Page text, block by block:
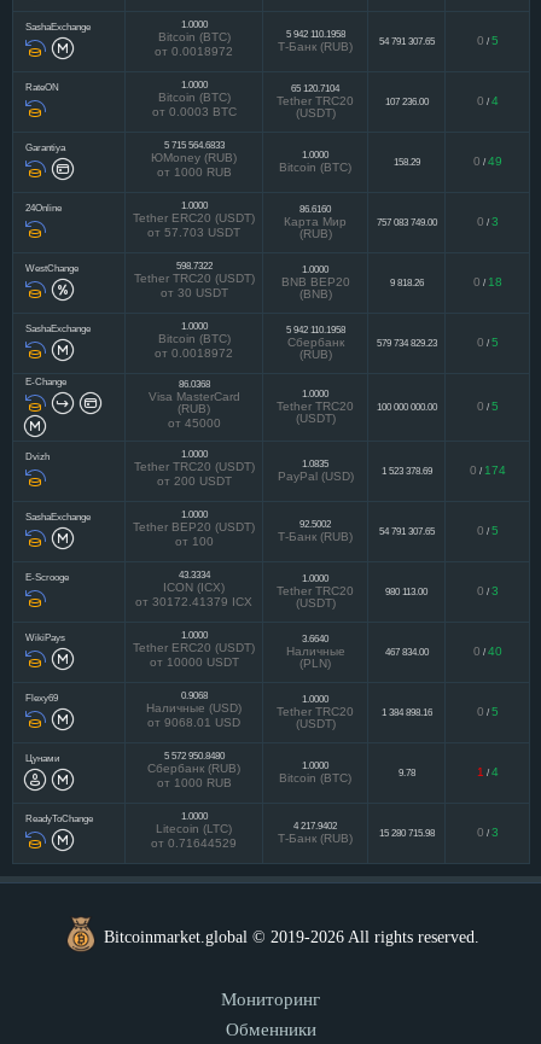
SashaExchange 1.0000
Bitcoin (BTC)
от 0.0018972
5 942 110.1958
Т-Банк (RUB) 54 791 307.65 0 / 5
RateON 1.0000
Bitcoin (BTC)
от 0.0003 BTC
65 120.7104
Tether TRC20
(USDT)
107 236.00 0 / 4
Garantiya 5 715 564.6833
ЮMoney (RUB)
от 1000 RUB
1.0000
Bitcoin (BTC) 158.29 0 / 49
24Online 1.0000
Tether ERC20 (USDT)
от 57.703 USDT
86.6160
Карта Мир
(RUB)
757 083 749.00 0 / 3
WestChange 598.7322
Tether TRC20 (USDT)
от 30 USDT
1.0000
BNB BEP20
(BNB)
9 818.26 0 / 18
SashaExchange 1.0000
Bitcoin (BTC)
от 0.0018972
5 942 110.1958
Сбербанк
(RUB)
579 734 829.23 0 / 5
E-Change 86.0368
Visa MasterCard
(RUB)
от 45000
1.0000
Tether TRC20
(USDT)
100 000 000.00 0 / 5
Dvizh 1.0000
Tether TRC20 (USDT)
от 200 USDT
1.0835
PayPal (USD) 1 523 378.69 0 / 174
SashaExchange 1.0000
Tether BEP20 (USDT)
от 100
92.5002
Т-Банк (RUB) 54 791 307.65 0 / 5
E-Scrooge 43.3334
ICON (ICX)
от 30172.41379 ICX
1.0000
Tether TRC20
(USDT)
980 113.00 0 / 3
WikiPays 1.0000
Tether ERC20 (USDT)
от 10000 USDT
3.6640
Наличные
(PLN)
467 834.00 0 / 40
Flexy69 0.9068
Наличные (USD)
от 9068.01 USD
1.0000
Tether TRC20
(USDT)
1 384 898.16 0 / 5
Цунами 5 572 950.8480
Сбербанк (RUB)
от 1000 RUB
1.0000
Bitcoin (BTC) 9.78 1 / 4
ReadyToChange 1.0000
Litecoin (LTC)
от 0.71644529
4 217.9402
Т-Банк (RUB) 15 280 715.98 0 / 3
Bitcoinmarket.global © 2019-2026 All rights reserved.
Мониторинг
Обменники